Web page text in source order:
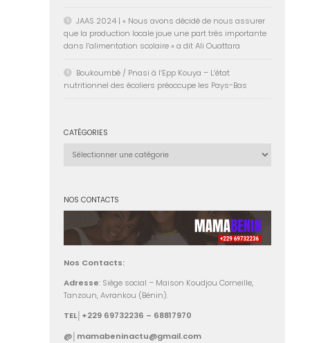
JAAS 2024 | « Nous avons décidé de nous assurer
que la production locale joue une part très importante
dans l’alimentation scolaire » a dit Ali Ouattara
Boukoumbé / Pnasi à l’Epp Kouya – L’état
nutritionnel des écoliers préoccupe les Pays-Bas
CATÉGORIES
NOS CONTACTS
Nos Contacts:
Adresse: Siège social – Maison Koudjou Corneille,
Tanzoun, Avrankou (Bénin).
TEL│+229 69732236 – 68817970
@│mamabeninactu@gmail.com